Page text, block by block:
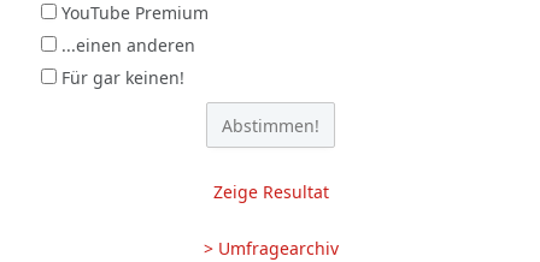
YouTube Premium
...einen anderen
Für gar keinen!
Zeige Resultat
> Umfragearchiv